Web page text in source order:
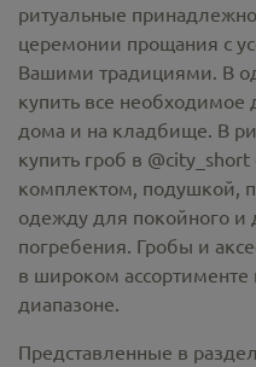
ритуальные
церемонии прощания с
Вашими традициями. В
купить все
дома и на кладбище. В
купить гроб в @city_short
комплектом, подушкой,
одежду для покойного и
погребения. Гробы и
в широком
диапазоне.
Представленные в